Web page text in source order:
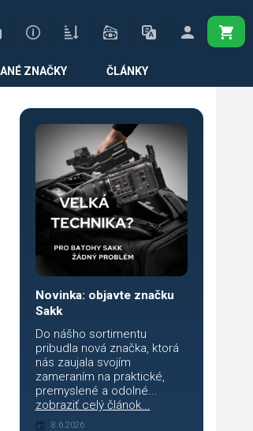
ZNAČKY ČLÁNKY
Novinka: objavte značku
Sakk
Do nášho sortimentu
pribudla nová značka, ktorá
nás zaujala svojím
zameraním na praktické,
premyslené a odolné...
zobraziť celý článok...
8.6.2026